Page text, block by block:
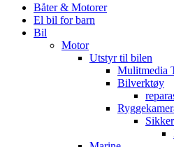
Båter & Motorer
El bil for barn
Bil
Motor
Utstyr til bilen
Mulitmedia
Bilverktøy